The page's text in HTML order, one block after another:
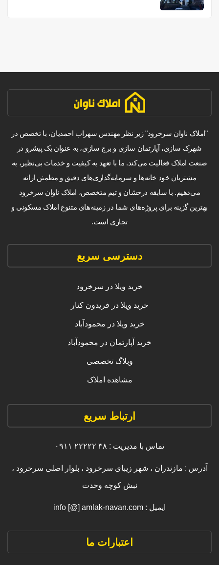
"املاک ناوان سرخرود" زیر نظر مهندس سهراب احمدیان، با تخصص در
شهرک سازی، آپارتمان سازی و برج سازی، به عنوان یک پیشرو در
صنعت املاک فعالیت می‌کند. ما با تعهد به کیفیت و خدمات بی‌نظیر، به
مشتریان خود خانه‌ها و سرمایه‌گذاری‌های دقیق و مطمئن ارائه
می‌دهیم. با سابقه درخشان و تیم متخصص، املاک ناوان سرخرود
بهترین گزینه برای پروژه‌های شما در زمینه‌های متنوع املاک مسکونی و
تجاری است.
دسترسی سریع
خرید ویلا در سرخرود
خرید ویلا در فریدون کنار
خرید ویلا در محمودآباد
خرید آپارتمان در محمودآباد
وبلاگ تخصصی
مشاهده املاک
ارتباط سریع
تماس با مدیریت : ۳۸ ۲۲۲۲۲ ۰۹۱۱
آدرس : مازندران ، شهر زیبای سرخرود ، بلوار اصلی سرخرود ،
نبش کوچه وحدت
ایمیل : info [@] amlak-navan.com
اعتبارات ما